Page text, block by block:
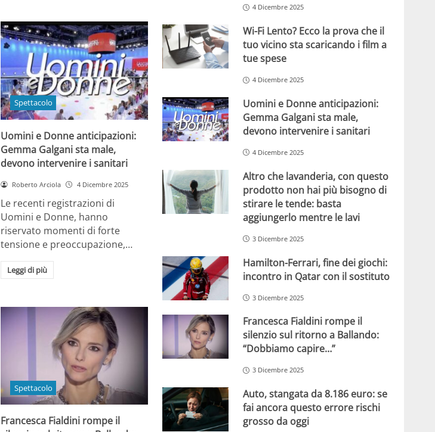
Spettacolo
Uomini e Donne anticipazioni:
Gemma Galgani sta male,
devono intervenire i sanitari
Roberto Arciola 4 Dicembre 2025
Le recenti registrazioni di
Uomini e Donne, hanno
riservato momenti di forte
tensione e preoccupazione,…
Leggi di più
Spettacolo
Francesca Fialdini rompe il
4 Dicembre 2025
Wi-Fi Lento? Ecco la prova che il
tuo vicino sta scaricando i film a
tue spese
4 Dicembre 2025
Uomini e Donne anticipazioni:
Gemma Galgani sta male,
devono intervenire i sanitari
4 Dicembre 2025
Altro che lavanderia, con questo
prodotto non hai più bisogno di
stirare le tende: basta
aggiungerlo mentre le lavi
3 Dicembre 2025
Hamilton-Ferrari, fine dei giochi:
incontro in Qatar con il sostituto
3 Dicembre 2025
Francesca Fialdini rompe il
silenzio sul ritorno a Ballando:
“Dobbiamo capire…”
3 Dicembre 2025
Auto, stangata da 8.186 euro: se
fai ancora questo errore rischi
grosso da oggi